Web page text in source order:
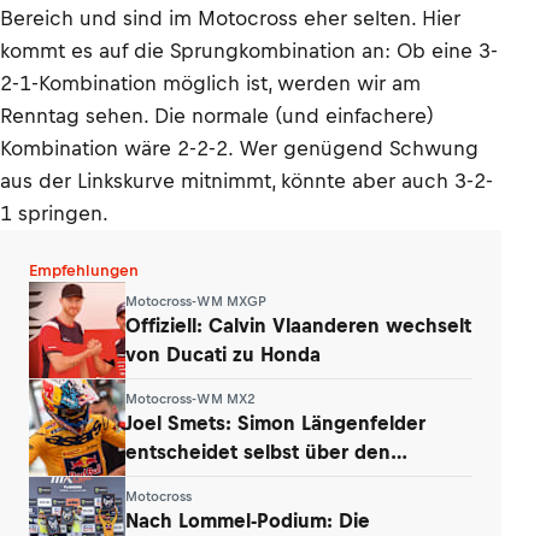
Bereich und sind im Motocross eher selten. Hier
kommt es auf die Sprungkombination an: Ob eine 3-
2-1-Kombination möglich ist, werden wir am
Renntag sehen. Die normale (und einfachere)
Kombination wäre 2-2-2. Wer genügend Schwung
aus der Linkskurve mitnimmt, könnte aber auch 3-2-
1 springen.
Empfehlungen
Motocross-WM MXGP
Offiziell: Calvin Vlaanderen wechselt
von Ducati zu Honda
Motocross-WM MX2
Joel Smets: Simon Längenfelder
entscheidet selbst über den
Motocross
Nach Lommel-Podium: Die